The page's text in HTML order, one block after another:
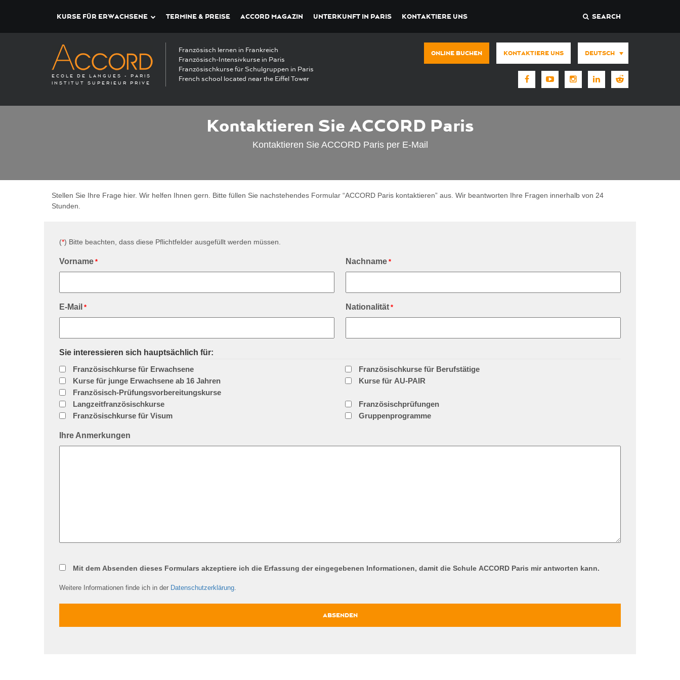
KURSE FÜR ERWACHSENE TERMINE & PREISE ACCORD MAGAZIN UNTERKUNFT IN PARIS KONTAKTIERE UNS SEARCH
ECOLE DE LANGUES - PARIS
INSTITUT SUPERIEUR PRIVE
Französisch lernen in Frankreich
Französisch-Intensivkurse in Paris
Französischkurse für Schulgruppen in Paris
French school located near the Eiffel Tower
ONLINE BUCHEN KONTAKTIERE UNS DEUTSCH
Kontaktieren Sie ACCORD Paris
Kontaktieren Sie ACCORD Paris per E-Mail
Stellen Sie Ihre Frage hier. Wir helfen Ihnen gern. Bitte füllen Sie nachstehendes Formular “ACCORD Paris kontaktieren” aus. Wir beantworten Ihre Fragen innerhalb von 24
Stunden.
(*) Bitte beachten, dass diese Pflichtfelder ausgefüllt werden müssen.
Vorname * Nachname *
E-Mail * Nationalität *
Sie interessieren sich hauptsächlich für:
Französischkurse für Erwachsene
Französischkurse für Berufstätige
Kurse für junge Erwachsene ab 16 Jahren
Kurse für AU-PAIR
Französisch-Prüfungsvorbereitungskurse
Langzeitfranzösischkurse
Französischprüfungen
Französischkurse für Visum
Gruppenprogramme
Ihre Anmerkungen
Mit dem Absenden dieses Formulars akzeptiere ich die Erfassung der eingegebenen Informationen, damit die Schule ACCORD Paris mir antworten kann.
Weitere Informationen finde ich in der Datenschutzerklärung